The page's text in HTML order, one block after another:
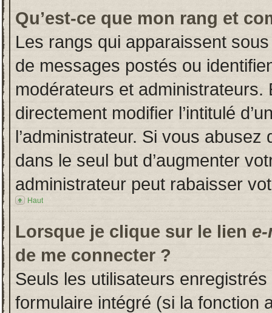
Qu’est-ce que mon rang et
Les rangs qui apparaissent
de messages postés ou
modérateurs et
directement modifier l’intitulé
l’administrateur. Si vous
dans le seul but d’augmenter
administrateur peut rabaisser
Haut
Lorsque je clique sur le lien
de me connecter ?
Seuls les utilisateurs
formulaire intégré (si la fonction